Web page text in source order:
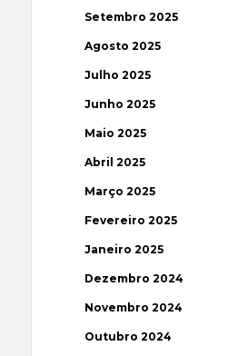
Setembro 2025
Agosto 2025
Julho 2025
Junho 2025
Maio 2025
Abril 2025
Março 2025
Fevereiro 2025
Janeiro 2025
Dezembro 2024
Novembro 2024
Outubro 2024